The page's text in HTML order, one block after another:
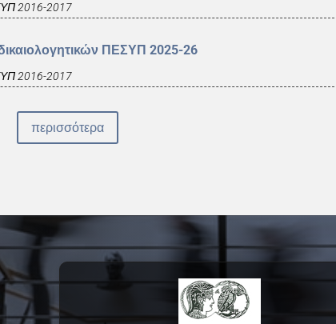
2016-2017
ΠΕΣΥΠ 2025-26
2016-2017
περισσότερα